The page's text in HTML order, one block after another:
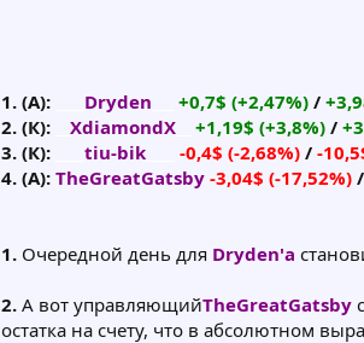
1. (А): Dryden +0,7$ (+2,47%) /
2. (К):
XdiamondX +1,19$ (+3,8%) /
3. (К):
tiu-bik -0,4$ (-2,68%) / -
4. (А): TheGreatGatsby -3,04$ (-17,52%) /
1. Очередной день для Dryden'а
2. А вот управляющийTheGreatGatsby
остатка на счету, что в абсолютном